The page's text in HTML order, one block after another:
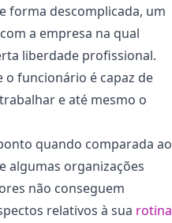
forma descomplicada, um
a empresa na qual
liberdade profissional.
o funcionário é capaz de
e até mesmo o
quando comparada ao
algumas organizações
não conseguem
relativos à sua rotina